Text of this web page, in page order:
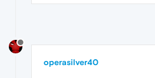
operasilver40